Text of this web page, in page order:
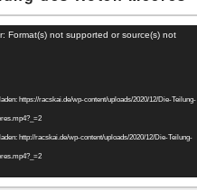
Format(s) not supported or source(s) not
https://racskai.de/wp-content/uploads/2020/12/Die-Teilung-
http://racskai.de/wp-content/uploads/2020/12/Die-Teilung-